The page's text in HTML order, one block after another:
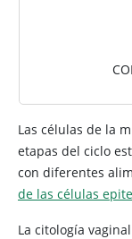
Las células de la
etapas del ciclo
con diferentes
de las células
La citología